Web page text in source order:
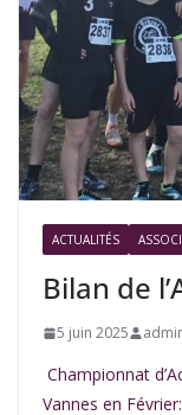
ACTUALITÉS
Bilan de
5 juin 2025
Championnat
Vannes en